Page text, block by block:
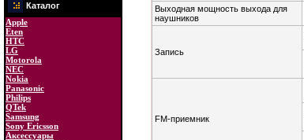
Каталог
Apple
Eten
HTC
LG
Motorola
NEC
Nokia
Panasonic
Philips
QTek
Samsung
Sony Ericsson
Аксессуары
Выходная мощность выхода для
наушников
Запись
FM-приемник